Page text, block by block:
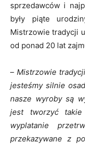
sprzedawców i
były piąte
Mistrzowie tradycji
od ponad 20 lat
– Mistrzowie
jesteśmy silnie
nasze wyroby są
jest tworzyć takie
wyplatanie
przekazywane z